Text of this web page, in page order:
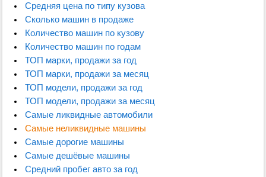
Средняя цена по типу кузова
Сколько машин в продаже
Количество машин по кузову
Количество машин по годам
ТОП марки, продажи за год
ТОП марки, продажи за месяц
ТОП модели, продажи за год
ТОП модели, продажи за месяц
Самые ликвидные автомобили
Самые неликвидные машины
Самые дорогие машины
Самые дешёвые машины
Средний пробег авто за год